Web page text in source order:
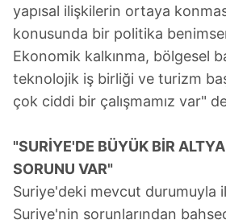
reklam/pazarlama faaliyetlerinin
sınırlı olarak açık rızanız dahilinde
Çerezlere ilişkin tercihlerinizi
vasıtasıyla belirleyebilirsiniz.
için Ayarlar butonuna tıklayabilir,
6698 sayılı Kişisel Verilerin
hazırlanmış Aydınlatma Metnimizi
ilgili mevzuata uygun olarak
yapısal ilişkilerin ortaya
konusunda bir politika
Ekonomik kalkınma, bölgesel
teknolojik iş birliği ve turizm
çok ciddi bir çalışmamız var"
"SURİYE'DE BÜYÜK BİR
SORUNU VAR"
Suriye'deki mevcut durumuyla
Suriye'nin sorunlarından